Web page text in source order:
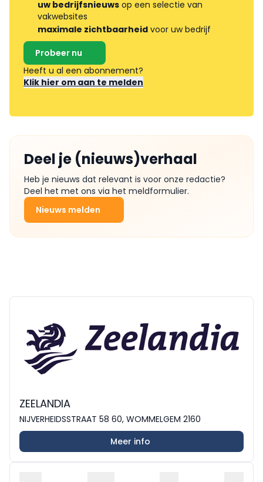
uw bedrijfsnieuws op een selectie van
vakwebsites
maximale zichtbaarheid voor uw bedrijf
Probeer nu
Heeft u al een abonnement?
Klik hier om aan te melden
Deel je (nieuws)verhaal
Heb je nieuws dat relevant is voor onze redactie?
Deel het met ons via het meldformulier.
Nieuws melden
ZEELANDIA
NIJVERHEIDSSTRAAT 58 60, WOMMELGEM 2160
Meer info